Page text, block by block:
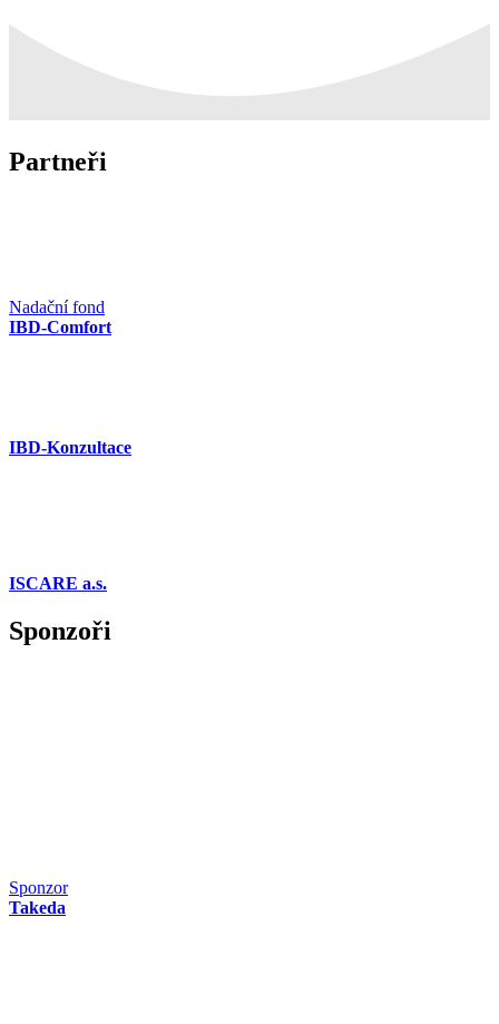
Partneři
Nadační fond
IBD-Comfort
IBD-Konzultace
ISCARE a.s.
Sponzoři
Sponzor
Takeda